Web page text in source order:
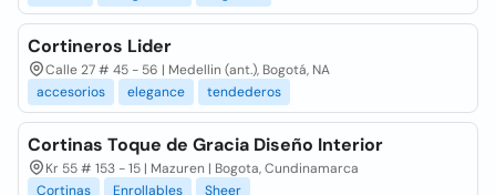
Cortineros Lider
Calle 27 # 45 - 56 | Medellin (ant.), Bogotá, NA
accesorios
elegance tendederos
Cortinas Toque de Gracia Diseño Interior
Kr 55 # 153 - 15 | Mazuren | Bogota, Cundinamarca
Cortinas
Enrollables Sheer